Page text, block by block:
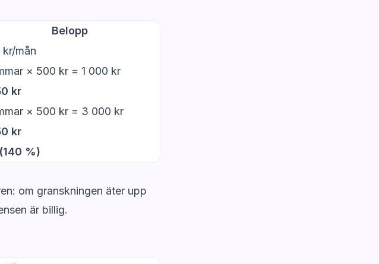
Belopp
mån
× 500 kr = 1 000 kr
kr
× 500 kr = 3 000 kr
kr
%)
om granskningen äter upp
är billig.